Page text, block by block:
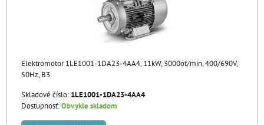
Elektromotor 1LE1001-1DA23-4AA4, 11kW, 3000ot/min, 400/690V,
50Hz, B3
Skladové číslo: 1LE1001-1DA23-4AA4
Dostupnosť:Obvykle skladom